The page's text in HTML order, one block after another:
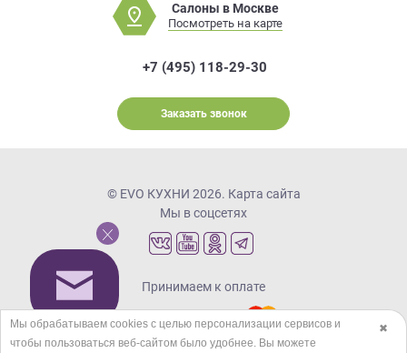
Салоны в Москве
Посмотреть на карте
+7 (495) 118-29-30
Заказать звонок
© EVO КУХНИ 2026. Карта сайта
Мы в соцсетях
Принимаем к оплате
✖
Мы обрабатываем cookies с целью персонализации сервисов и
чтобы пользоваться веб-сайтом было удобнее. Вы можете